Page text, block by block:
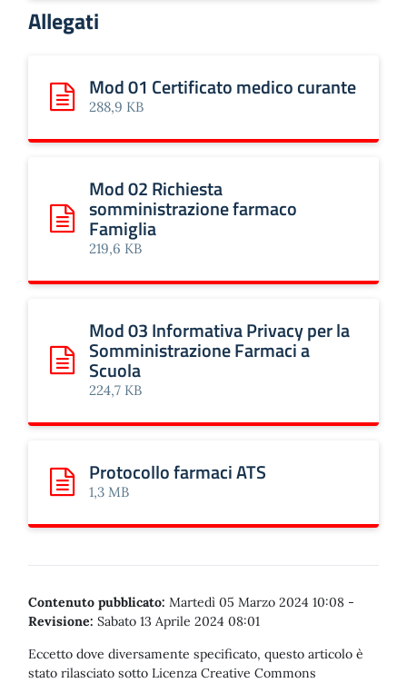
Allegati
Scarica: Mod 01 Certificato medico curante
Mod 01 Certificato medico curante
288,9 KB
Scarica: Mod 02 Richiesta somministrazione farmaco
Mod 02 Richiesta
somministrazione farmaco
Famiglia
219,6 KB
Scarica: Mod 03 Informativa Privacy per la
Mod 03 Informativa Privacy per la
Somministrazione Farmaci a
Scuola
224,7 KB
Scarica: Protocollo farmaci ATS
Protocollo farmaci ATS
1,3 MB
Contenuto pubblicato: Martedì 05 Marzo 2024 10:08 -
Revisione: Sabato 13 Aprile 2024 08:01
Eccetto dove diversamente specificato, questo articolo è
stato rilasciato sotto Licenza Creative Commons